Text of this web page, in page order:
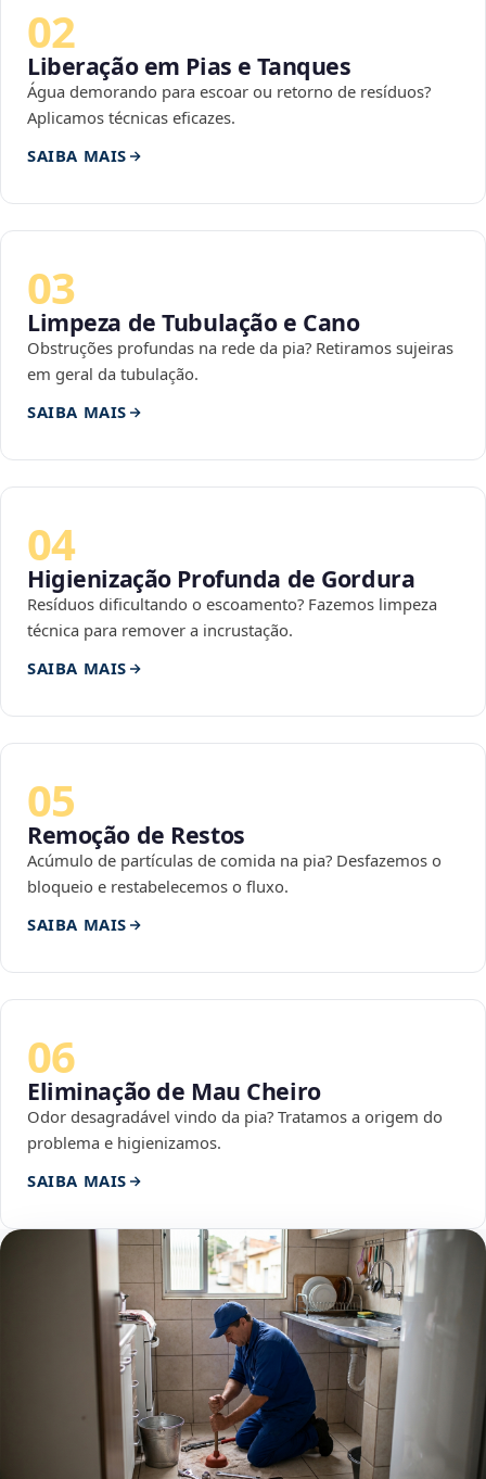
02
Liberação em Pias e Tanques
Água demorando para escoar ou retorno de resíduos?
Aplicamos técnicas eficazes.
SAIBA MAIS
03
Limpeza de Tubulação e Cano
Obstruções profundas na rede da pia? Retiramos sujeiras
em geral da tubulação.
SAIBA MAIS
04
Higienização Profunda de Gordura
Resíduos dificultando o escoamento? Fazemos limpeza
técnica para remover a incrustação.
SAIBA MAIS
05
Remoção de Restos
Acúmulo de partículas de comida na pia? Desfazemos o
bloqueio e restabelecemos o fluxo.
SAIBA MAIS
06
Eliminação de Mau Cheiro
Odor desagradável vindo da pia? Tratamos a origem do
problema e higienizamos.
SAIBA MAIS